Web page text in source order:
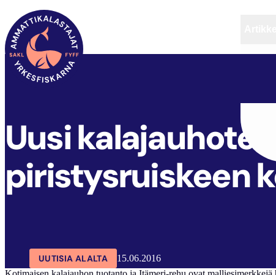
SAKL ARTIKKELIT
Uusi
piristysruiskeen
UUTISIA ALALTA
15.06.2016